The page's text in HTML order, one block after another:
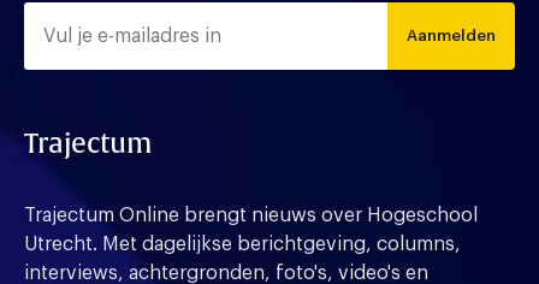
Aanmelden
Trajectum
Trajectum Online brengt nieuws over Hogeschool
Utrecht. Met dagelijkse berichtgeving, columns,
interviews, achtergronden, foto's, video's en